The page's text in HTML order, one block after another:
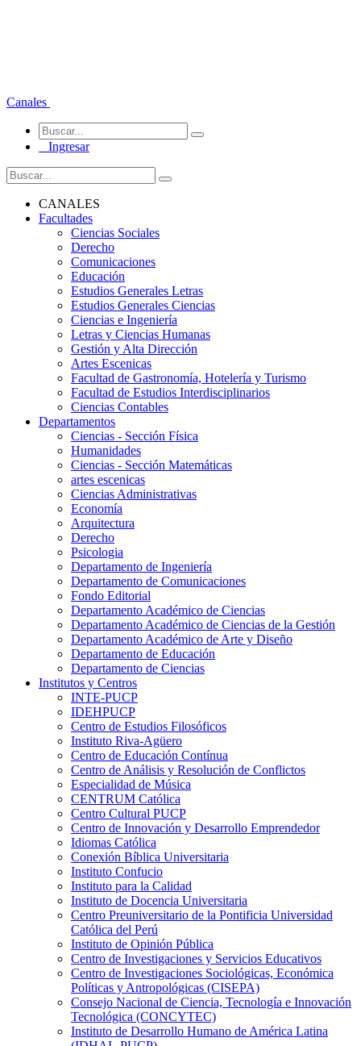
Canales
Ingresar
CANALES
Facultades
Ciencias Sociales
Derecho
Comunicaciones
Educación
Estudios Generales Letras
Estudios Generales Ciencias
Ciencias e Ingeniería
Letras y Ciencias Humanas
Gestión y Alta Dirección
Artes Escenicas
Facultad de Gastronomía, Hotelería y Turismo
Facultad de Estudios Interdisciplinarios
Ciencias Contables
Departamentos
Ciencias - Sección Física
Humanidades
Ciencias - Sección Matemáticas
artes escenicas
Ciencias Administrativas
Economía
Arquitectura
Derecho
Psicologia
Departamento de Ingeniería
Departamento de Comunicaciones
Fondo Editorial
Departamento Académico de Ciencias
Departamento Académico de Ciencias de la Gestión
Departamento Académico de Arte y Diseño
Departamento de Educación
Departamento de Ciencias
Institutos y Centros
INTE-PUCP
IDEHPUCP
Centro de Estudios Filosóficos
Instituto Riva-Agüero
Centro de Educación Contínua
Centro de Análisis y Resolución de Conflictos
Especialidad de Música
CENTRUM Católica
Centro Cultural PUCP
Centro de Innovación y Desarrollo Emprendedor
Idiomas Católica
Conexión Bíblica Universitaria
Instituto Confucio
Instituto para la Calidad
Instituto de Docencia Universitaria
Centro Preuniversitario de la Pontificia Universidad
Católica del Perú
Instituto de Opinión Pública
Centro de Investigaciones y Servicios Educativos
Centro de Investigaciones Sociológicas, Económica
Políticas y Antropológicas (CISEPA)
Consejo Nacional de Ciencia, Tecnología e Innovación
Tecnológica (CONCYTEC)
Instituto de Desarrollo Humano de América Latina